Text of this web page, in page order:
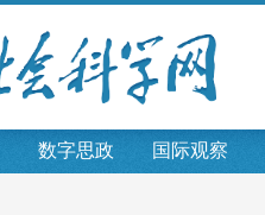
数字思政 国际观察